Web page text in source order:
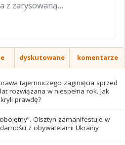
z zarysowaną...
dyskutowane komentarze
tajemniczego zaginięcia sprzed
rozwiązana w niespełna rok. Jak
prawdę?
Olsztyn zamanifestuje w
z obywatelami Ukrainy